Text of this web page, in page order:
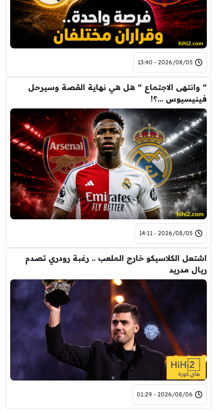
2026/08/05 - 13:40
“ وانتهى الاجتماع “ هل هي نهاية القصة وسيرحل
فينيسيوس …؟!
2026/08/05 - 14:11
اشتعل الكلاسيكو خارج الملعب .. رغبة رودري تصدم
ريال مدريد
2026/08/06 - 01:29